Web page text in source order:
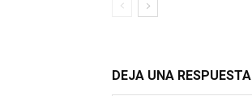
DEJA UNA RESPUESTA